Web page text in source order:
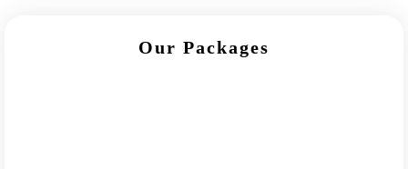
Our Packages